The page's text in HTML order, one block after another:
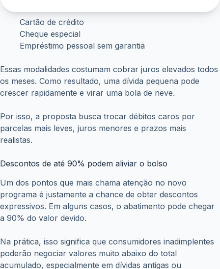
pouco tempo.
5. Monte um orçamento mensal
Organizar entradas e saídas de dinheiro ajuda a cumprir
Quem pode participar do programa
existe a possibilidade de o governo limitar o acesso a
pessoas com renda mensal de até cinco salários mínimos.
em estudo. Portanto, será necessário aguardar o anúncio
Programa deve atender milhões de brasileiros
O governo pretende ampliar o alcance da edição anterior,
expectativa é beneficiar ainda mais famílias, especialmente
em um momento de alto endividamento no país.